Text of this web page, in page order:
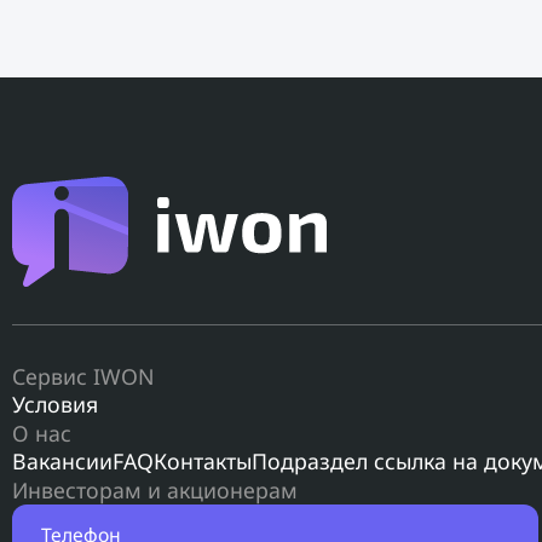
Сервис IWON
Условия
О нас
ВакансииFAQКонтактыПодраздел ссылка на
Инвесторам и акционерам
Телефон